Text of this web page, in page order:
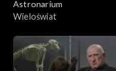
Astronarium
Wieloświat